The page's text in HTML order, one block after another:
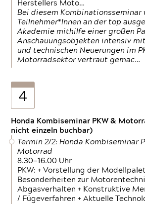
Herstellers Moto…
Bei diesem Kombinationsseminar
Teilnehmer*Innen an der top
Akademie mithilfe einer großen
Anschauungsobjekten intensiv
und technischen Neuerungen im
Motorradsektor vertraut gemac…
4
Honda Kombiseminar PKW &
nicht einzeln buchbar)
Termin 2/2: Honda Kombiseminar
Motorrad
8.30—16.00 Uhr
PKW: + Vorstellung der
Besonderheiten zur
Abgasverhalten + Konstruktive
/ Fügeverfahren + Aktuelle